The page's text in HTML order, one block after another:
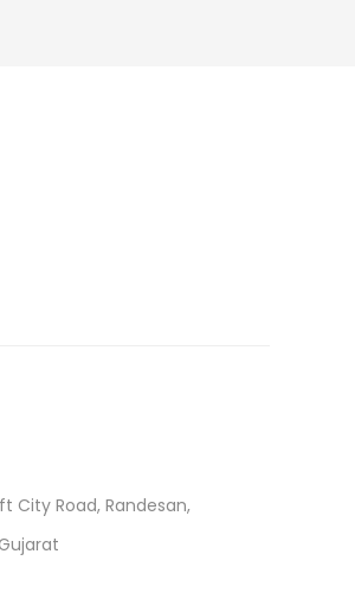
City Road, Randesan,